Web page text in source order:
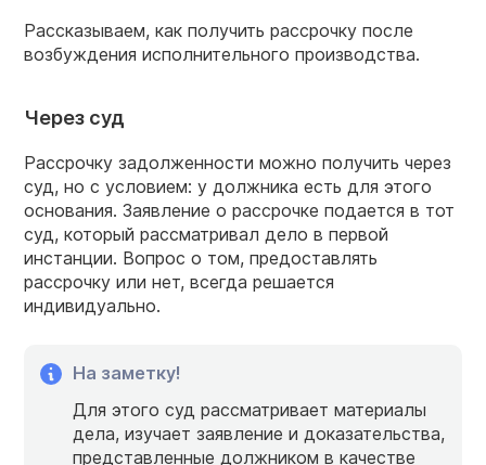
Рассказываем, как получить рассрочку после
возбуждения исполнительного производства.
Через суд
Рассрочку задолженности можно получить через
суд, но с условием: у должника есть для этого
основания. Заявление о рассрочке подается в тот
суд, который рассматривал дело в первой
инстанции. Вопрос о том, предоставлять
рассрочку или нет, всегда решается
индивидуально.
На заметку!
Для этого суд рассматривает материалы
дела, изучает заявление и доказательства,
представленные должником в качестве